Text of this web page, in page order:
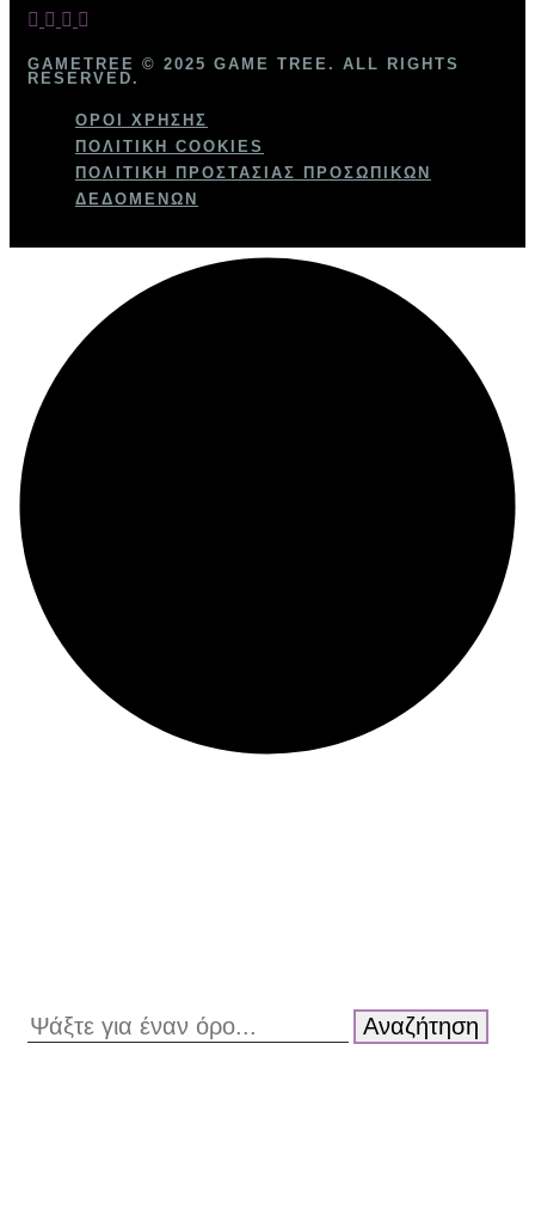
GAMETREE © 2025 GAME TREE. ALL RIGHTS
RESERVED.
ΌΡΟΙ ΧΡΉΣΗΣ
ΠΟΛΙΤΙΚΉ COOKIES
ΠΟΛΙΤΙΚΉ ΠΡΟΣΤΑΣΊΑΣ ΠΡΟΣΩΠΙΚΏΝ
ΔΕΔΟΜΈΝΩΝ
Αναζήτηση